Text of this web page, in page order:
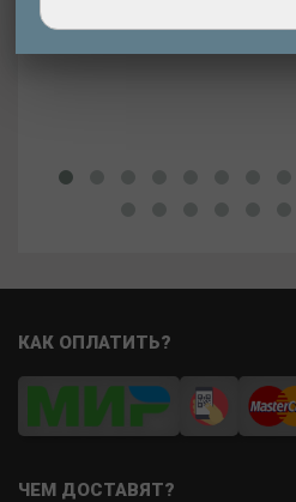
КАК ОПЛАТИТЬ?
ЧЕМ ДОСТАВЯТ?